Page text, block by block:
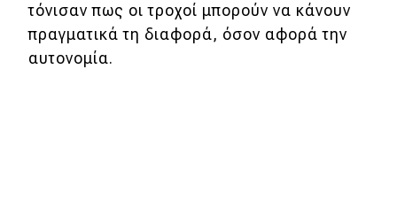
τόνισαν πως οι τροχοί μπορούν να κάνουν
πραγματικά τη διαφορά, όσον αφορά την
αυτονομία.